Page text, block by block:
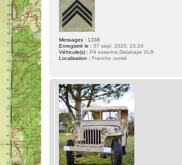
Messages : 1338
Enregistré le : 07 sept. 2020, 23:24
Véhicule(s) : P4 essence,Delahaye VLR
Localisation : Franche comté